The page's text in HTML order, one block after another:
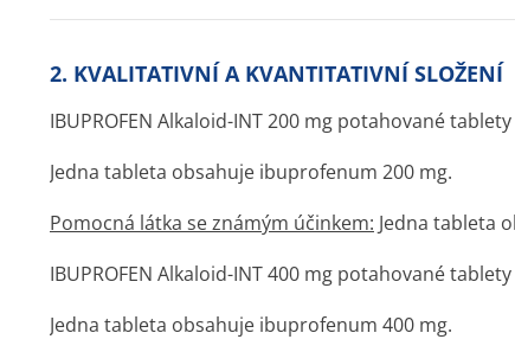
2. KVALITATIVNÍ A KVANTITATIVNÍ SLOŽENÍ
IBUPROFEN Alkaloid-INT 200 mg potahované tablety
Jedna tableta obsahuje ibuprofenum 200 mg.
Pomocná látka se známým účinkem: Jedna tableta
IBUPROFEN Alkaloid-INT 400 mg potahované tablety
Jedna tableta obsahuje ibuprofenum 400 mg.